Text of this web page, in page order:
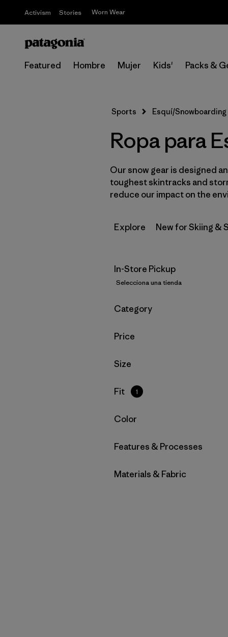
Activism Stories Worn Wear
Featured Hombre Mujer Kids' Packs &
Sports Esquí/Snowboarding
Ropa para
Our snow gear is designed
toughest skintracks and
reduce our impact on the
Explore New for Skiing &
In-Store Pickup
Selecciona una tienda
Filtrar por
Category
Filtrar por
Price
Filtrar por
Size
Filtrar por
Fit 1
Filtrar por
Color
Filtrar por
Features & Processes
Filtrar por
Materials & Fabric